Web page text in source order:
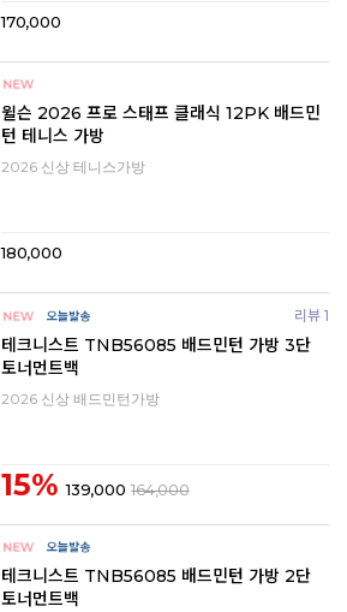
170,000
윌슨 2026 프로 스태프 클래식 12PK 배드민
턴 테니스 가방
2026 신상 테니스가방
180,000
리뷰 1
테크니스트 TNB56085 배드민턴 가방 3단
토너먼트백
2026 신상 배드민턴가방
15% 139,000 164,000
테크니스트 TNB56085 배드민턴 가방 2단
토너먼트백